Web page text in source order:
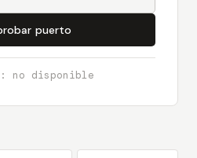
puerto
no disponible